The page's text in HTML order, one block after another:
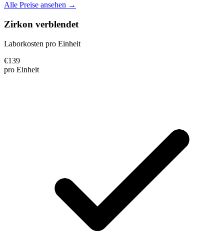
Alle Preise ansehen →
Zirkon verblendet
Laborkosten pro Einheit
€139
pro Einheit